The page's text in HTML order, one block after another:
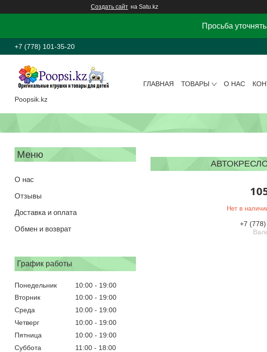
Создать сайт на Satu.kz
Просьба
+7 (778) 101-35-20
Poopsik.kz
ГЛАВНАЯ ТОВАРЫ О НАС
О нас
Отзывы
Доставка и оплата
Обмен и возврат
График работы
Понедельник 10:00
19:00
Вторник
10:00
19:00
Среда
10:00
19:00
Четверг
10:00
19:00
Пятница
10:00
19:00
Суббота
11:00
18:00
АВТОКРЕСЛО
Нет в
+7